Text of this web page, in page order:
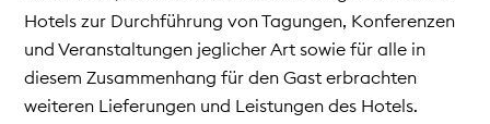
Hotels zur Durchführung von Tagungen, Konferenzen
und Veranstaltungen jeglicher Art sowie für alle in
diesem Zusammenhang für den Gast erbrachten
weiteren Lieferungen und Leistungen des Hotels.